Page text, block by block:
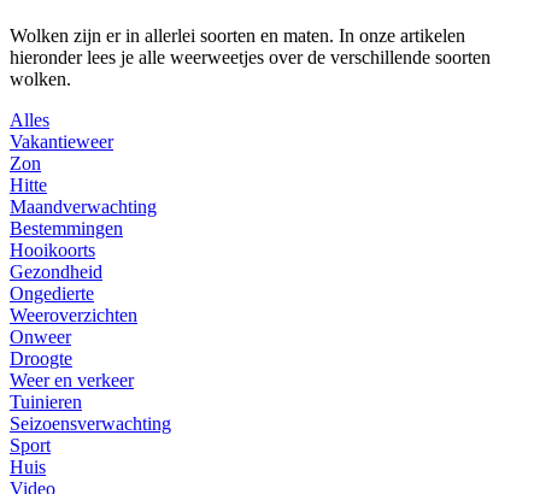
Wolken zijn er in allerlei soorten en maten. In onze artikelen
hieronder lees je alle weerweetjes over de verschillende soorten
wolken.
Alles
Vakantieweer
Zon
Hitte
Maandverwachting
Bestemmingen
Hooikoorts
Gezondheid
Ongedierte
Weeroverzichten
Onweer
Droogte
Weer en verkeer
Tuinieren
Seizoensverwachting
Sport
Huis
Video